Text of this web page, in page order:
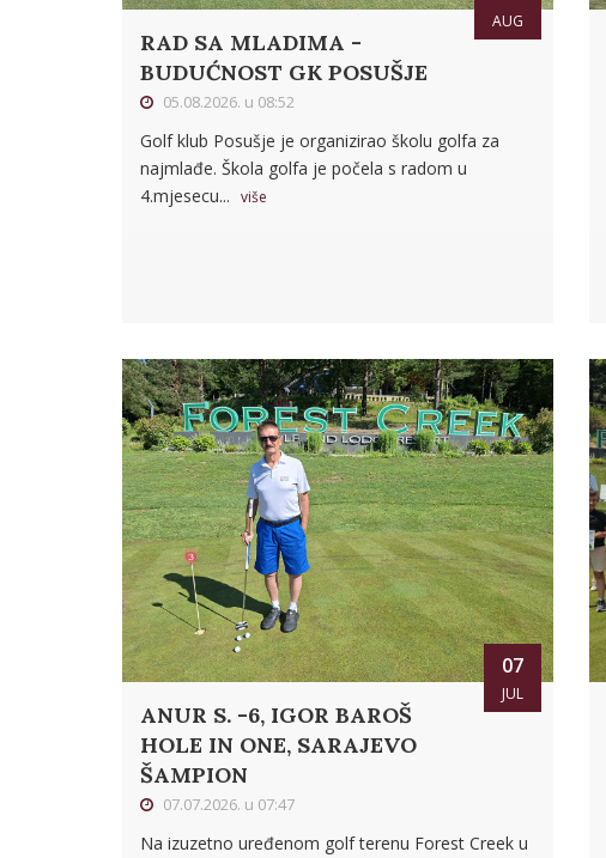
AUG
RAD SA MLADIMA -
BUDUĆNOST GK POSUŠJE
05.08.2026. u 08:52
Golf klub Posušje je organizirao školu golfa za
najmlađe. Škola golfa je počela s radom u
4.mjesecu... više
07
JUL
ANUR S. -6, IGOR BAROŠ
HOLE IN ONE, SARAJEVO
ŠAMPION
07.07.2026. u 07:47
Na izuzetno uređenom golf terenu Forest Creek u